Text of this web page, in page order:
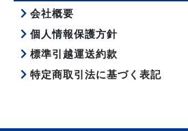
会社概要
個人情報保護方針
標準引越運送約款
特定商取引法に基づく表記